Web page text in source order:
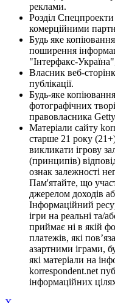
реклами.
Розділ
комерційними
Будь яке
поширення
"Інтерфакс-
Власник веб-
публікації.
Будь-яке
фотографічних
правовласника
Матеріали сайту
старше 21 року
викликати ігрову
(принципів)
ознак залежності
Пам'ятайте, що
джерелом доходів
Інформаційний
ігри на реальні та/
приймає ні в якій
платежів, які
азартними іграми,
які матеріали на
korrespondent.net
інформаційних